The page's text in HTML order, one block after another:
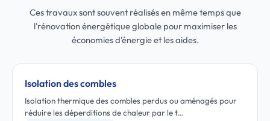
Ces travaux sont souvent réalisés en même temps que
l'rénovation énergétique globale pour maximiser les
économies d'énergie et les aides.
Isolation des combles
Isolation thermique des combles perdus ou aménagés pour
réduire les déperditions de chaleur par le t…